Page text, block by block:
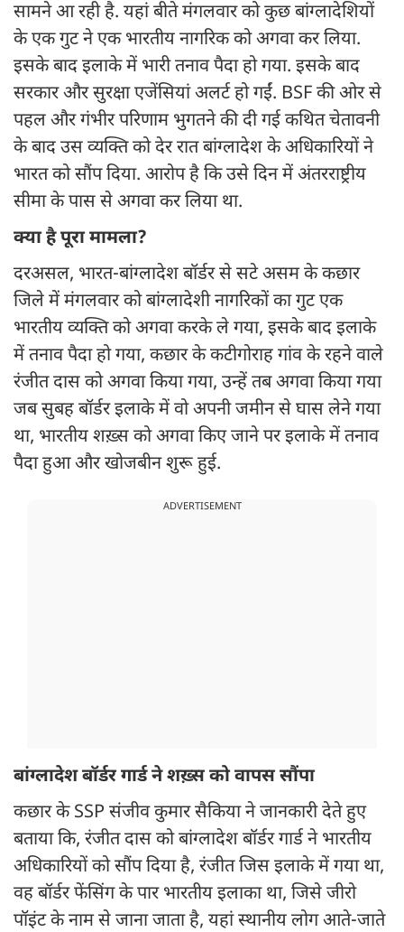
सामने आ रही है. यहां बीते मंगलवार को कुछ बांग्लादेशियों
के एक गुट ने एक भारतीय नागरिक को अगवा कर लिया.
इसके बाद इलाके में भारी तनाव पैदा हो गया. इसके बाद
सरकार और सुरक्षा एजेंसियां अलर्ट हो गईं. BSF की ओर से
पहल और गंभीर परिणाम भुगतने की दी गई कथित चेतावनी
के बाद उस व्यक्ति को देर रात बांग्लादेश के अधिकारियों ने
भारत को सौंप दिया. आरोप है कि उसे दिन में अंतरराष्ट्रीय
सीमा के पास से अगवा कर लिया था.
क्या है पूरा मामला?
दरअसल, भारत-बांग्लादेश बॉर्डर से सटे असम के कछार
जिले में मंगलवार को बांग्लादेशी नागरिकों का गुट एक
भारतीय व्यक्ति को अगवा करके ले गया, इसके बाद इलाके
में तनाव पैदा हो गया, कछार के कटीगोराह गांव के रहने वाले
रंजीत दास को अगवा किया गया, उन्हें तब अगवा किया गया
जब सुबह बॉर्डर इलाके में वो अपनी जमीन से घास लेने गया
था, भारतीय शख़्स को अगवा किए जाने पर इलाके में तनाव
पैदा हुआ और खोजबीन शुरू हुई.
ADVERTISEMENT
बांग्लादेश बॉर्डर गार्ड ने शख़्स को वापस सौंपा
कछार के SSP संजीव कुमार सैकिया ने जानकारी देते हुए
बताया कि, रंजीत दास को बांग्लादेश बॉर्डर गार्ड ने भारतीय
अधिकारियों को सौंप दिया है, रंजीत जिस इलाके में गया था,
वह बॉर्डर फेंसिंग के पार भारतीय इलाका था, जिसे जीरो
पॉइंट के नाम से जाना जाता है, यहां स्थानीय लोग आते-जाते